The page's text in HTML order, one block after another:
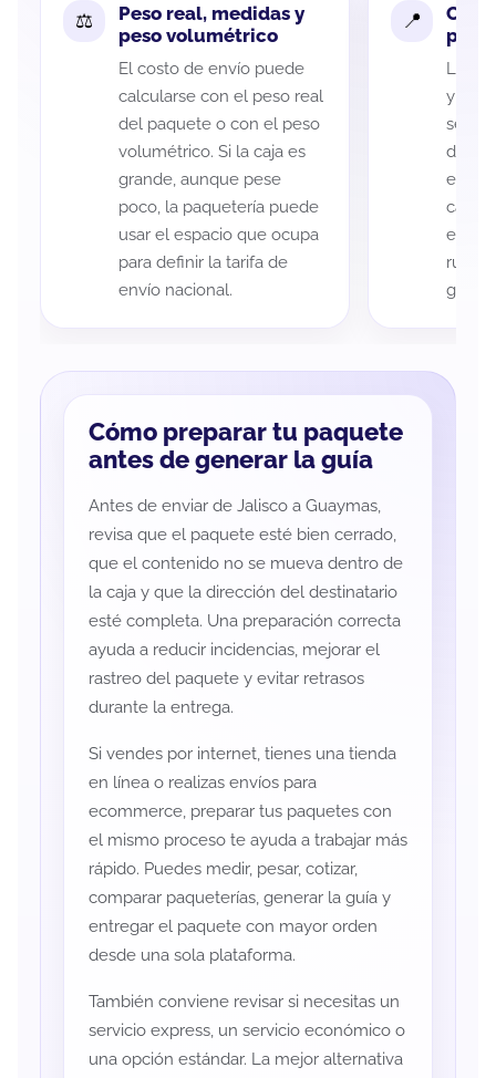
Peso real, medidas y
peso volumétrico
El costo de envío puede
calcularse con el peso real
del paquete o con el peso
volumétrico. Si la caja es
grande, aunque pese
poco, la paquetería puede
usar el espacio que ocupa
para definir la tarifa de
envío nacional.
La
y
de
cada
es
ruta
guía
Cómo preparar tu paquete
antes de generar la guía
Antes de enviar de Jalisco a Guaymas,
revisa que el paquete esté bien cerrado,
que el contenido no se mueva dentro de
la caja y que la dirección del destinatario
esté completa. Una preparación correcta
ayuda a reducir incidencias, mejorar el
rastreo del paquete y evitar retrasos
durante la entrega.
Si vendes por internet, tienes una tienda
en línea o realizas envíos para
ecommerce, preparar tus paquetes con
el mismo proceso te ayuda a trabajar más
rápido. Puedes medir, pesar, cotizar,
comparar paqueterías, generar la guía y
entregar el paquete con mayor orden
desde una sola plataforma.
También conviene revisar si necesitas un
servicio express, un servicio económico o
una opción estándar. La mejor alternativa